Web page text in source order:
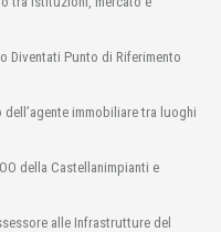
Diventati Punto di Riferimento
immobiliare tra luoghi
della Castellanimpianti e
alle Infrastrutture del